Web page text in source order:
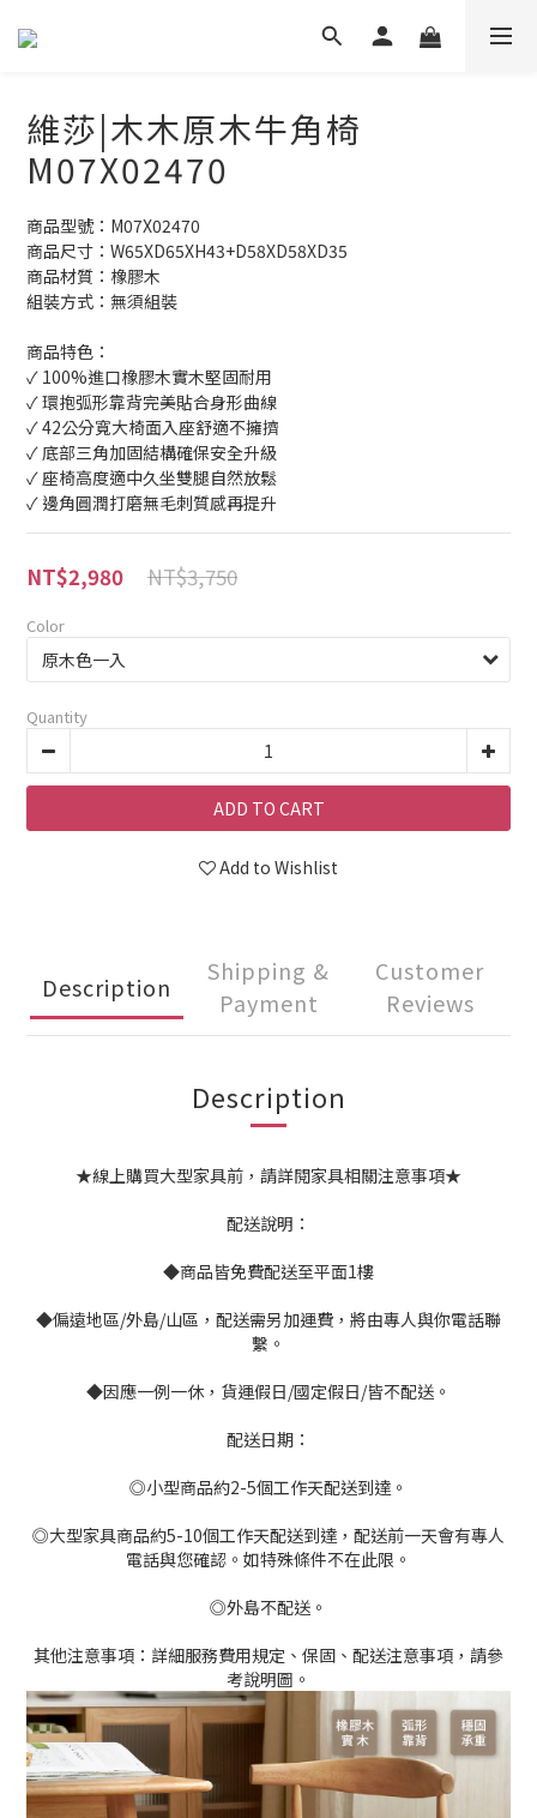
維莎|木木原木牛角椅
M07X02470
商品型號：M07X02470
商品尺寸：W65XD65XH43+D58XD58XD35
商品材質：橡膠木
組裝方式：無須組裝
商品特色：
✓ 100%進口橡膠木實木堅固耐用
✓ 環抱弧形靠背完美貼合身形曲線
✓ 42公分寬大椅面入座舒適不擁擠
✓ 底部三角加固結構確保安全升級
✓ 座椅高度適中久坐雙腿自然放鬆
✓ 邊角圓潤打磨無毛刺質感再提升
NT$3,750
NT$2,980
Color
Quantity
ADD TO CART
Add to Wishlist
Description
Shipping &
Payment
Customer
Reviews
Description
★線上購買大型家具前，請詳閱家具相關注意事項★
配送說明：
◆商品皆免費配送至平面1樓
◆偏遠地區/外島/山區，配送需另加運費，將由專人與你電話聯
繫。
◆因應一例一休，貨運假日/國定假日/皆不配送。
配送日期：
◎小型商品約2-5個工作天配送到達。
◎大型家具商品約5-10個工作天配送到達，配送前一天會有專人
電話與您確認。如特殊條件不在此限。
◎外島不配送。
其他注意事項：詳細服務費用規定、保固、配送注意事項，請參
考說明圖。